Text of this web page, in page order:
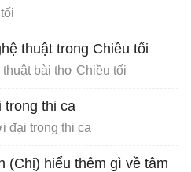
thuật trong Chiều tối
bài thơ Chiều tối
trong thi ca
đại trong thi ca
(Chị) hiểu thêm gì về tâm